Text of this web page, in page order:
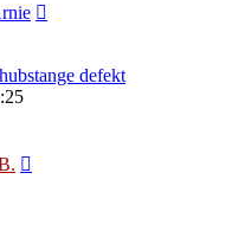
defekt